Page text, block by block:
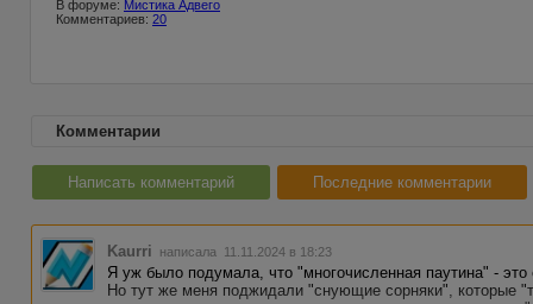
В форуме: Мистика Адвего
Комментариев: 20
Комментарии
Написать комментарий Последние комментарии
Kaurri написала 11.11.2024 в 18:23
Я уж было подумала, что "многочисленная паутина" - это
Но тут же меня поджидали "снующие сорняки", которые